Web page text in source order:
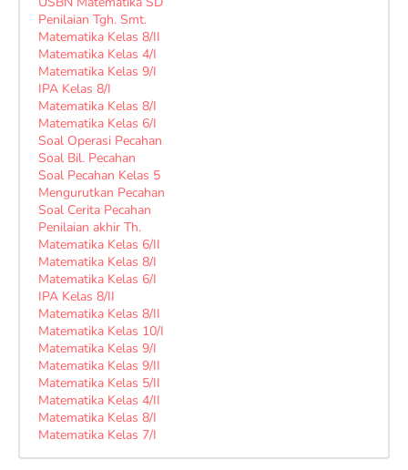
Penilaian Tgh. Smt.
Matematika Kelas 8/II
Matematika Kelas 4/I
Matematika Kelas 9/I
IPA Kelas 8/I
Matematika Kelas 8/I
Matematika Kelas 6/I
Soal Operasi Pecahan
Soal Bil. Pecahan
Soal Pecahan Kelas 5
Mengurutkan Pecahan
Soal Cerita Pecahan
Penilaian akhir Th.
Matematika Kelas 6/II
Matematika Kelas 8/I
Matematika Kelas 6/I
IPA Kelas 8/II
Matematika Kelas 8/II
Matematika Kelas 10/I
Matematika Kelas 9/I
Matematika Kelas 9/II
Matematika Kelas 5/II
Matematika Kelas 4/II
Matematika Kelas 8/I
Matematika Kelas 7/I